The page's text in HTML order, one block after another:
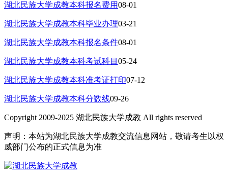
湖北民族大学成教本科报名费用08-01
湖北民族大学成教本科毕业办理03-21
湖北民族大学成教本科报名条件08-01
湖北民族大学成教本科考试科目 05-24
湖北民族大学成教本科准考证打印07-12
湖北民族大学成教本科分数线09-26
Copyright 2009-2025 湖北民族大学成教 All rights reserved
声明：本站为湖北民族大学成教交流信息网站，敬请考生以权
威部门公布的正式信息为准